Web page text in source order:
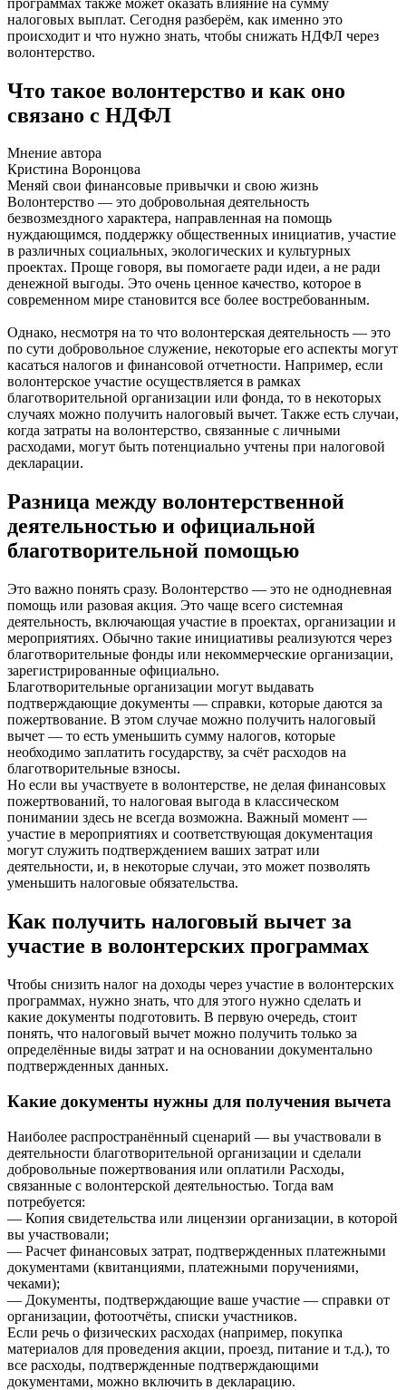
налоговых выплат. Сегодня разберём, как именно это
происходит и что нужно знать, чтобы снижать НДФЛ через
волонтерство.
Что такое волонтерство и как оно
связано с НДФЛ
Мнение автора
Кристина Воронцова
Меняй свои финансовые привычки и свою жизнь
Волонтерство — это добровольная деятельность
безвозмездного характера, направленная на помощь
нуждающимся, поддержку общественных инициатив, участие
в различных социальных, экологических и культурных
проектах. Проще говоря, вы помогаете ради идеи, а не ради
денежной выгоды. Это очень ценное качество, которое в
современном мире становится все более востребованным.
Однако, несмотря на то что волонтерская деятельность — это
по сути добровольное служение, некоторые его аспекты могут
касаться налогов и финансовой отчетности. Например, если
волонтерское участие осуществляется в рамках
благотворительной организации или фонда, то в некоторых
случаях можно получить налоговый вычет. Также есть случаи,
когда затраты на волонтерство, связанные с личными
расходами, могут быть потенциально учтены при налоговой
декларации.
Разница между волонтерственной
деятельностью и официальной
благотворительной помощью
Это важно понять сразу. Волонтерство — это не однодневная
помощь или разовая акция. Это чаще всего системная
деятельность, включающая участие в проектах, организации и
мероприятиях. Обычно такие инициативы реализуются через
благотворительные фонды или некоммерческие организации,
зарегистрированные официально.
Благотворительные организации могут выдавать
подтверждающие документы — справки, которые даются за
пожертвование. В этом случае можно получить налоговый
вычет — то есть уменьшить сумму налогов, которые
необходимо заплатить государству, за счёт расходов на
благотворительные взносы.
Но если вы участвуете в волонтерстве, не делая финансовых
пожертвований, то налоговая выгода в классическом
понимании здесь не всегда возможна. Важный момент —
участие в мероприятиях и соответствующая документация
могут служить подтверждением ваших затрат или
деятельности, и, в некоторые случаи, это может позволять
уменьшить налоговые обязательства.
Как получить налоговый вычет за
участие в волонтерских программах
Чтобы снизить налог на доходы через участие в волонтерских
программах, нужно знать, что для этого нужно сделать и
какие документы подготовить. В первую очередь, стоит
понять, что налоговый вычет можно получить только за
определённые виды затрат и на основании документально
подтвержденных данных.
Какие документы нужны для получения вычета
Наиболее распространённый сценарий — вы участвовали в
деятельности благотворительной организации и сделали
добровольные пожертвования или оплатили Расходы,
связанные с волонтерской деятельностью. Тогда вам
потребуется:
— Копия свидетельства или лицензии организации, в которой
вы участвовали;
— Расчет финансовых затрат, подтвержденных платежными
документами (квитанциями, платежными поручениями,
чеками);
— Документы, подтверждающие ваше участие — справки от
организации, фотоотчёты, списки участников.
Если речь о физических расходах (например, покупка
материалов для проведения акции, проезд, питание и т.д.), то
все расходы, подтвержденные подтверждающими
документами, можно включить в декларацию.